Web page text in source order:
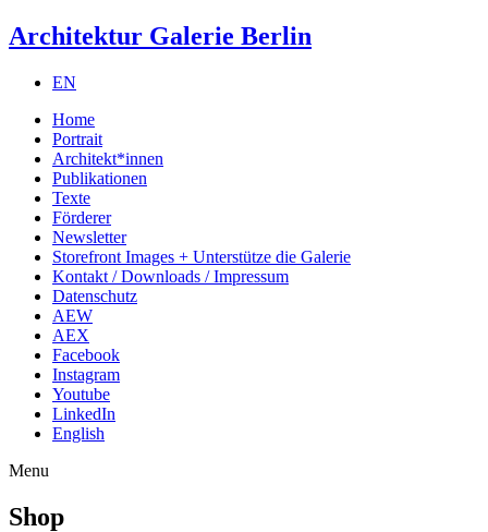
Architektur Galerie Berlin
EN
Home
Portrait
Architekt*innen
Publikationen
Texte
Förderer
Newsletter
Storefront Images + Unterstütze die Galerie
Kontakt / Downloads / Impressum
Datenschutz
AEW
AEX
Facebook
Instagram
Youtube
LinkedIn
English
Menu
Shop